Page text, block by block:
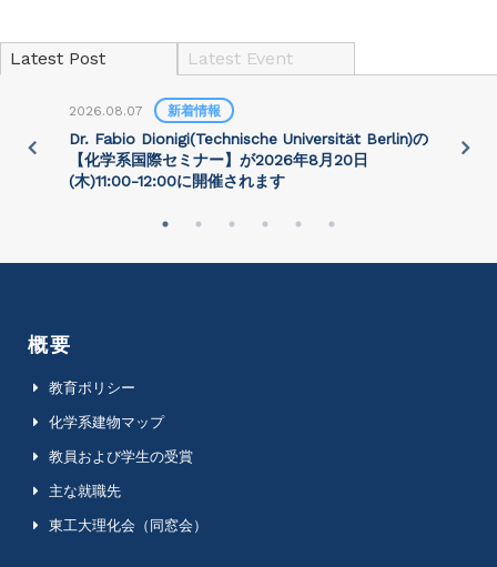
Latest Post Latest Event
2026.08.07 新着情報
Dr. Fabio Dionigi(Technische Universität Berlin)の
【化学系国際セミナー】が2026年8⽉20⽇
(⽊)11:00-12:00に開催されます
概要
教育ポリシー
化学系建物マップ
教員および学生の受賞
主な就職先
東工大理化会（同窓会）